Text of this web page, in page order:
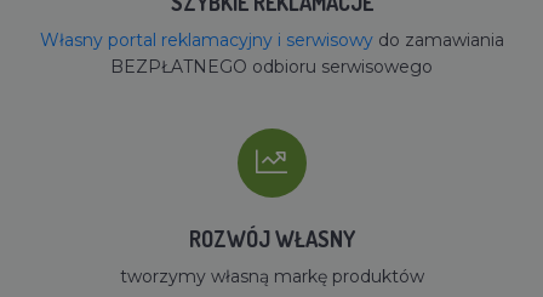
Własny portal reklamacyjny i serwisowydo zamawiania
BEZPŁATNEGO odbioru serwisowego
ROZWÓJ WŁASNY
tworzymy własną markę produktów